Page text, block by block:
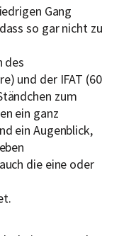
Gang
so gar nicht zu
des
und der IFAT (60
zum
ein ganz
ein Augenblick,
die eine oder